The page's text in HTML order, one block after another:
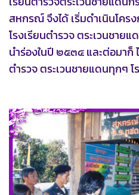
สหกรณ์ จึงได้ เริ่มดำเนินโคร
โรงเรียนตำรวจ ตระเวนชาย
นำร่องในปี ๒๕๓๔ และต่อมาก็
ตำรวจ ตระเวนชายแดนทุกๆ โ